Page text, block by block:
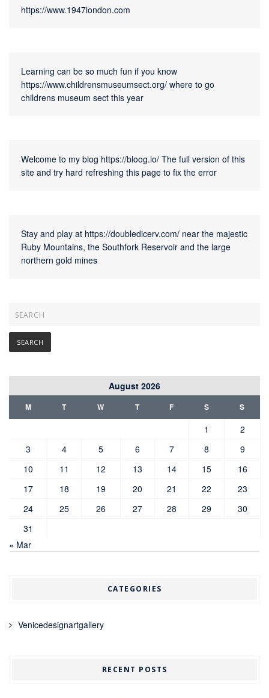
https://www.1947london.com
https://www.childrensmuseumsect.org/ where to go
childrens museum sect this year
Welcome to my blog https://bloog.io/ The full version of this
site and try hard refreshing this page to fix the error
Stay and play at https://doubledicerv.com/ near the majestic
Ruby Mountains, the Southfork Reservoir and the large
northern gold mines
August 2026
M T W T F S S
1
2
3
4 5 6 7 8
9
10
11 12 13 14 15
16
17
18 19 20 21 22
23
24
25 26 27 28 29
30
31
« Mar
CATEGORIES
Venicedesignartgallery
RECENT POSTS